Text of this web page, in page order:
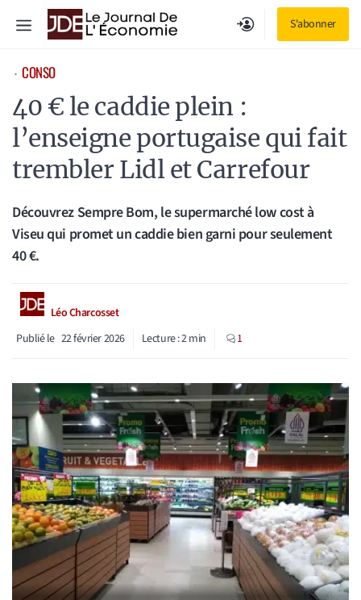
S'abonner
Menu
⋅ CONSO
40 € le caddie plein :
l’enseigne portugaise qui fait
trembler Lidl et Carrefour
Découvrez Sempre Bom, le supermarché low cost à
Viseu qui promet un caddie bien garni pour seulement
40 €.
Léo Charcosset
Publié le 22 février 2026 Lecture :2min 1